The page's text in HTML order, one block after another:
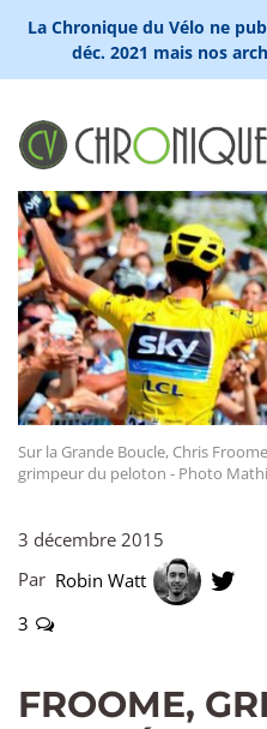
La Chronique du Vélo ne
déc. 2021 mais nos
Sur la Grande Boucle, Chris
grimpeur du peloton - Photo
3 décembre 2015
Par Robin Watt
3
FROOME,